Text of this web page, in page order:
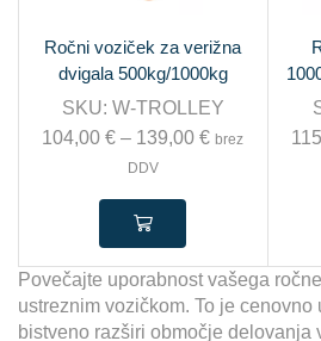
Ročni voziček za verižna
dvigala 500kg/1000kg
SKU: W-TROLLEY
104,00€ – 139,00€ brez
DDV
Povečajte uporabnost vašega
ustreznim vozičkom. To je
bistveno razširi območje delovanja